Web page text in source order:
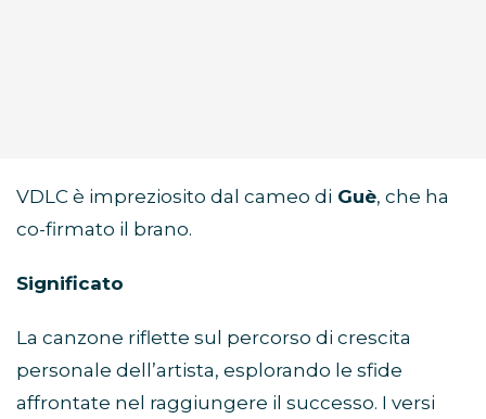
VDLC è impreziosito dal cameo di Guè, che ha
co-firmato il brano.
Significato
La canzone riflette sul percorso di crescita
personale dell’artista, esplorando le sfide
affrontate nel raggiungere il successo. I versi